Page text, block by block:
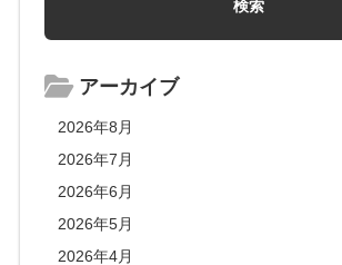
アーカイブ
2026年8月
2026年7月
2026年6月
2026年5月
2026年4月